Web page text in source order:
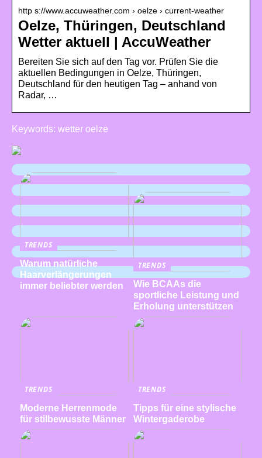
http s://www.accuweather.com › oelze › current-weather
Oelze, Thüringen, Deutschland
Wetter aktuell | AccuWeather
Bereiten Sie sich auf den Tag vor. Prüfen Sie die
aktuellen Bedingungen in Oelze, Thüringen,
Deutschland für den heutigen Tag – anhand von
Radar, …
Keywords: wetter oelze
TRENDS
Warum natürliche
Haarverlängerungen
immer beliebter werden
TRENDS
Wie BCAAs die
sportliche Leistung und
Erholung unterstützen
TRENDS
Moderne Herrenmode
für stilbewusste Männer
TRENDS
Tipps für eine stylische
Wintergaderobe